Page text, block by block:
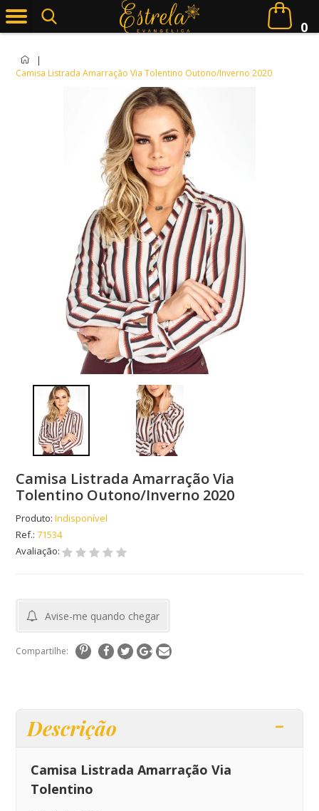
0
|
Camisa Listrada Amarração Via Tolentino Outono/Inverno 2020
Camisa Listrada Amarração Via
Tolentino Outono/Inverno 2020
Produto: Indisponível
Ref.:71534
Avaliação:
Avise-me quando chegar
Compartilhe:
Descrição
Camisa Listrada Amarração Via
Tolentino